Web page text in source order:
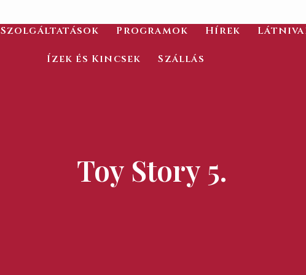
Szolgáltatások Programok Hírek
Ízek és Kincsek Szállás
Toy Story 5.